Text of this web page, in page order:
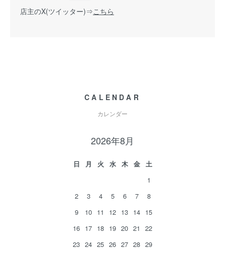
店主のX(ツイッター)⇒こちら
CALENDAR
カレンダー
2026年8月
日 月 火 水 木 金
土
1
2
3 4 5 6 7
8
9
10 11 12 13 14 15
16 17 18 19 20 21
22
23 24 25 26 27 28 29